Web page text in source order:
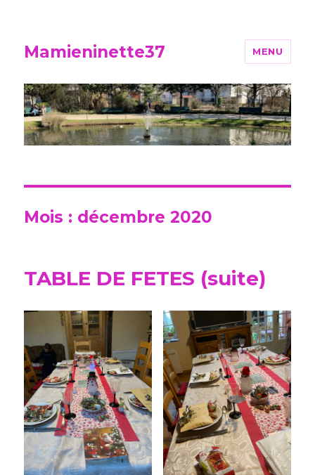
Mamieninette37 MENU
Mois : décembre 2020
TABLE DE FETES (suite)